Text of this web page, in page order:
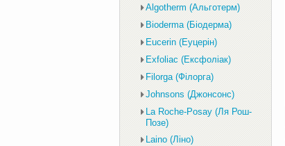
Algotherm (Альготерм)
Bioderma (Біодерма)
Eucerin (Еуцерін)
Exfoliac (Ексфоліак)
Filorga (Філорга)
Johnsons (Джонсонс)
La Roche-Posay (Ля Рош-
Позе)
Laino (Ліно)